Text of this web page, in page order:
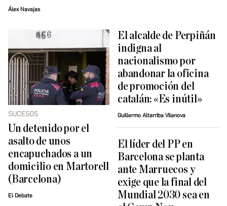
Álex Navajas
SUCESOS
Un detenido por el
asalto de unos
encapuchados a un
domicilio en Martorell
(Barcelona)
El Debate
El alcalde de Perpiñán
indigna al
nacionalismo por
abandonar la oficina
de promoción del
catalán: «Es inútil»
Guillermo Altarriba Vilanova
El líder del PP en
Barcelona se planta
ante Marruecos y
exige que la final del
Mundial 2030 sea en